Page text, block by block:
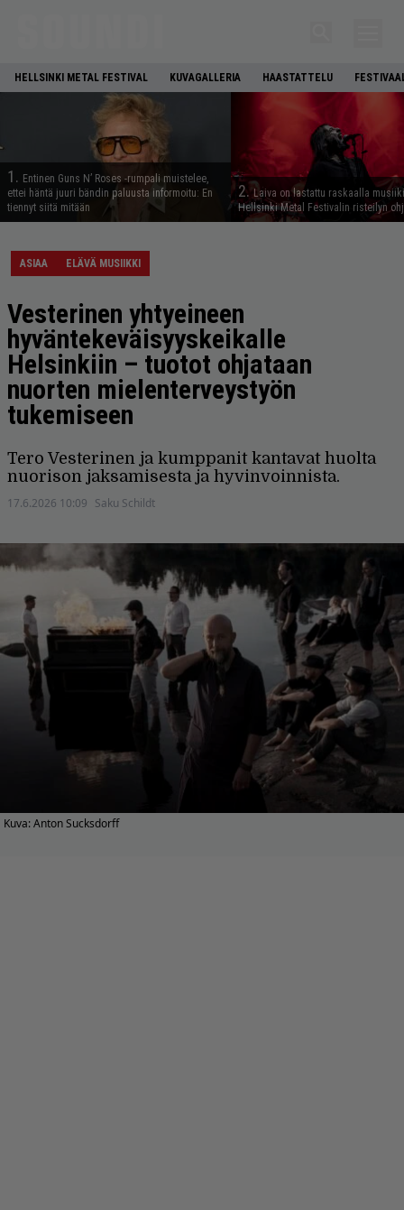
HELLSINKI METAL FESTIVAL KUVAGALLERIA HAASTATTELU
1. Entinen Guns N’ Roses -rumpali muistelee,
ettei häntä juuri bändin paluusta informoitu: En
tiennyt siitä mitään
2. Laiva on lastattu raskaalla
Hellsinki Metal Festivalin risteilyn
ASIAA ELÄVÄ MUSIIKKI
Vesterinen yhtyeineen
hyväntekeväisyyskeikalle
Helsinkiin – tuotot ohjataan
nuorten mielenterveystyön
tukemiseen
Tero Vesterinen ja kumppanit kantavat huolta
nuorison jaksamisesta ja hyvinvoinnista.
17.6.2026 10:09 Saku Schildt
Kuva: Anton Sucksdorff